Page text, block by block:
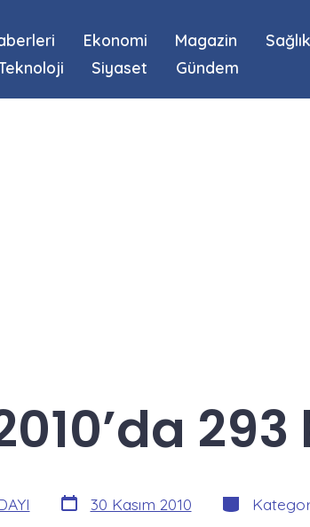
Ekonomi Magazin Sağlık
Siyaset Gündem
Yazı
tarihi
30 Kasım 2010 Kategoriler